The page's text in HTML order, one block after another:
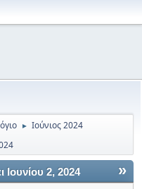
► Ιούνιος 2024
»
Ιουνίου 2, 2024